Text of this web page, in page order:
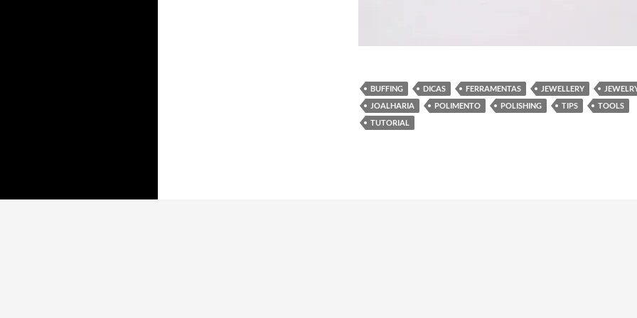
BUFFING DICAS FERRAMENTAS JEWELLERY
JOALHARIA
POLIMENTO POLISHING TIPS
TOOLS
TUTORIAL